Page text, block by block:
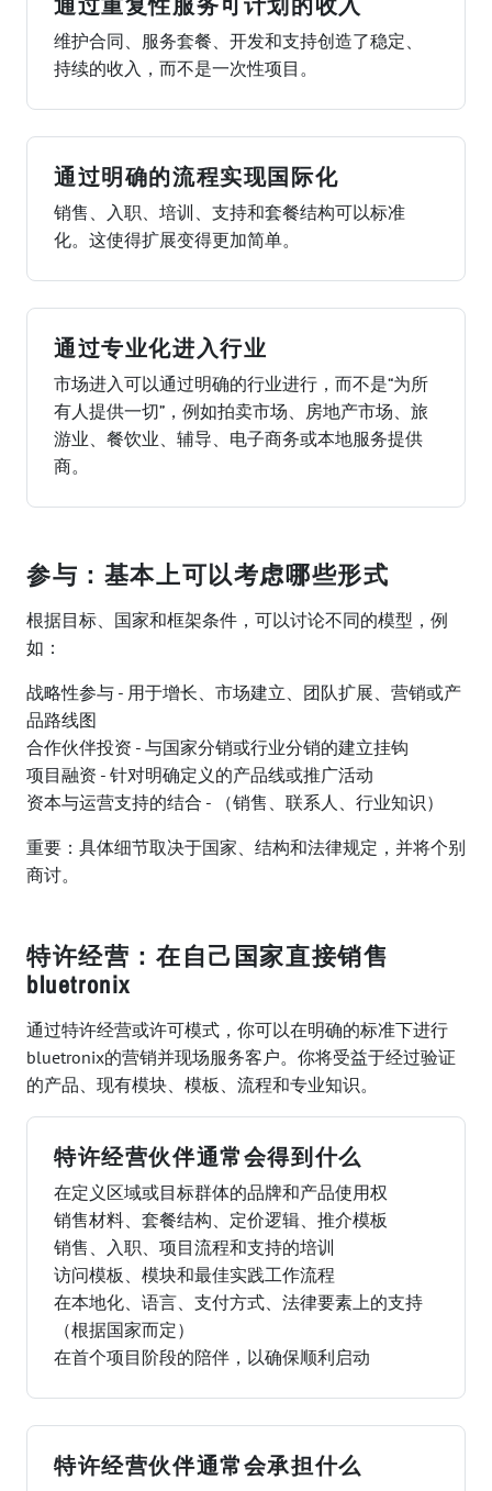
维护合同、服务套餐、开发和支持创造了稳定、
持续的收入，而不是一次性项目。
通过明确的流程实现国际化
销售、入职、培训、支持和套餐结构可以标准
化。这使得扩展变得更加简单。
通过专业化进入行业
市场进入可以通过明确的行业进行，而不是“为所
有人提供一切”，例如拍卖市场、房地产市场、旅
游业、餐饮业、辅导、电子商务或本地服务提供
商。
参与：基本上可以考虑哪些形式
根据目标、国家和框架条件，可以讨论不同的模型，例
如：
战略性参与 - 用于增长、市场建立、团队扩展、营销或产
品路线图
合作伙伴投资 - 与国家分销或行业分销的建立挂钩
项目融资 - 针对明确定义的产品线或推广活动
资本与运营支持的结合 - （销售、联系人、行业知识）
重要：具体细节取决于国家、结构和法律规定，并将个别
商讨。
特许经营：在自己国家直接销售
bluetronix
通过特许经营或许可模式，你可以在明确的标准下进行
bluetronix的营销并现场服务客户。你将受益于经过验证
的产品、现有模块、模板、流程和专业知识。
特许经营伙伴通常会得到什么
在定义区域或目标群体的品牌和产品使用权
销售材料、套餐结构、定价逻辑、推介模板
销售、入职、项目流程和支持的培训
访问模板、模块和最佳实践工作流程
在本地化、语言、支付方式、法律要素上的支持
（根据国家而定）
在首个项目阶段的陪伴，以确保顺利启动
特许经营伙伴通常会承担什么